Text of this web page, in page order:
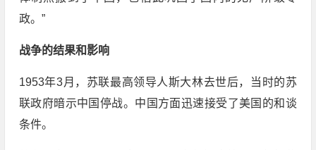
政。”
战争的结果和影响
1953年3月，苏联最高领导人斯大林去世后，当时的苏
联政府暗示中国停战。中国方面迅速接受了美国的和谈
条件。